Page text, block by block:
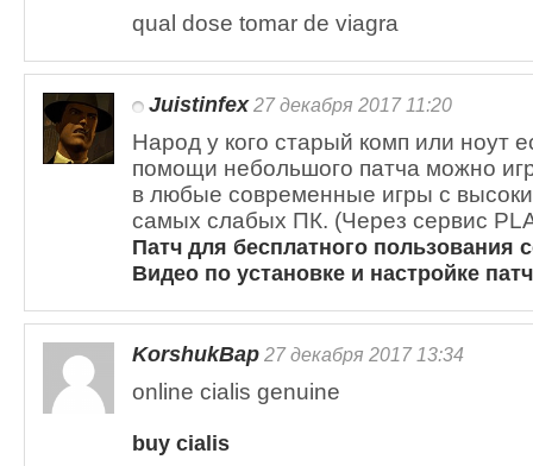
qual dose tomar de viagra
Juistinfex27 декабря 2017 11:20
Народ у кого старый комп или ноут
помощи небольшого патча можно
в любые современные игры с
самых слабых ПК. (Через сервис
Патч для бесплатного пользования
Видео по установке и настройке
KorshukBap 27 декабря 2017 13:34
online cialis genuine
buy cialis